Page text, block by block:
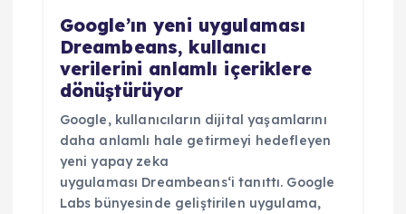
Google’ın yeni uygulaması
Dreambeans, kullanıcı
verilerini anlamlı içeriklere
dönüştürüyor
Google, kullanıcıların dijital yaşamlarını
daha anlamlı hale getirmeyi hedefleyen
yeni yapay zeka
uygulaması Dreambeans‘i tanıttı. Google
Labs bünyesinde geliştirilen uygulama,